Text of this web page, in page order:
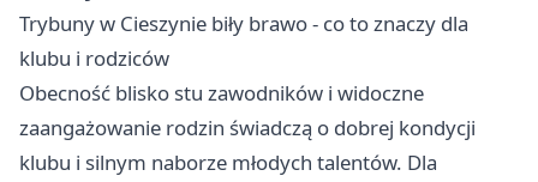
Trybuny w Cieszynie biły brawo - co to znaczy dla
klubu i rodziców
Obecność blisko stu zawodników i widoczne
zaangażowanie rodzin świadczą o dobrej kondycji
klubu i silnym naborze młodych talentów. Dla